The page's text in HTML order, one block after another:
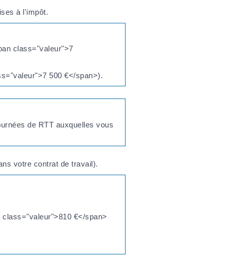
à l'impôt.
class="valeur">7
500 €</span>).
de RTT auxquelles vous
votre contrat de travail).
€</span>